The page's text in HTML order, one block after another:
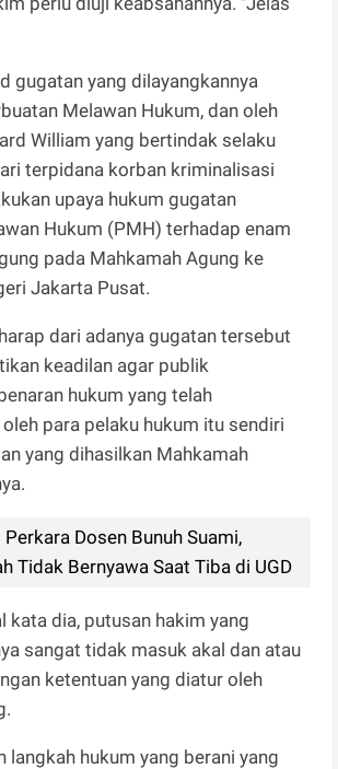
gugatan yang dilayangkannya
Melawan Hukum, dan oleh
William yang bertindak selaku
terpidana korban kriminalisasi
upaya hukum gugatan
Hukum (PMH) terhadap enam
pada Mahkamah Agung ke
Jakarta Pusat.
dari adanya gugatan tersebut
keadilan agar publik
hukum yang telah
para pelaku hukum itu sendiri
yang dihasilkan Mahkamah
Perkara Dosen Bunuh Suami,
Tidak Bernyawa Saat Tiba di UGD
kata dia, putusan hakim yang
sangat tidak masuk akal dan atau
ketentuan yang diatur oleh
langkah hukum yang berani yang